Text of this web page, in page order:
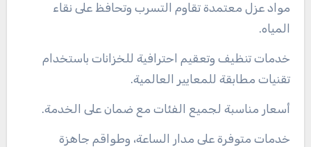
مواد عزل معتمدة تقاوم التسرب وتحافظ على نقاء
المياه.
خدمات تنظيف وتعقيم احترافية للخزانات باستخدام
تقنيات مطابقة للمعايير العالمية.
أسعار مناسبة لجميع الفئات مع ضمان على الخدمة.
خدمات متوفرة على مدار الساعة، وطواقم جاهزة